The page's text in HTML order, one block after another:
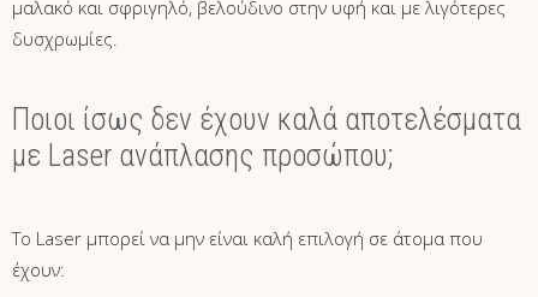
μαλακό και σφριγηλό, βελούδινο στην υφή και με λιγότερες
δυσχρωμίες.
Ποιοι ίσως δεν έχουν καλά αποτελέσματα
με Laser ανάπλασης προσώπου;
Το Laser μπορεί να μην είναι καλή επιλογή σε άτομα που
έχουν: